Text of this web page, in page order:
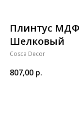
Плинтус МДФ
Шелковый
Cosca Decor
807,00 р.